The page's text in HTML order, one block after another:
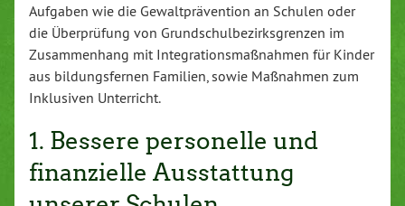
Aufgaben wie die Gewaltprävention an Schulen oder
die Überprüfung von Grundschulbezirksgrenzen im
Zusammenhang mit Integrationsmaßnahmen für Kinder
aus bildungsfernen Familien, sowie Maßnahmen zum
Inklusiven Unterricht.
1. Bessere personelle und
finanzielle Ausstattung